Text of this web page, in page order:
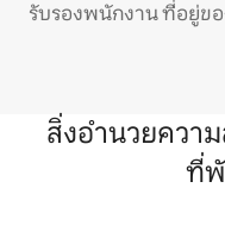
รับรองพนักงาน ที่อยู่ข
สิ่งอำนวยควา
ที่พั